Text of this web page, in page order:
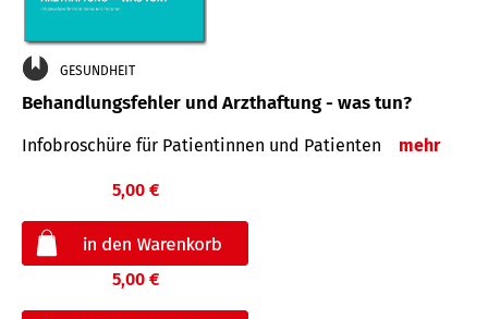
GESUNDHEIT
Behandlungsfehler und Arzthaftung - was tun?
Infobroschüre für Patientinnen und Patienten mehr
5,00 €
5,00 €